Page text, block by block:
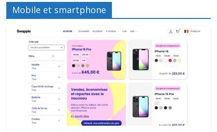
Mobile et smartphone